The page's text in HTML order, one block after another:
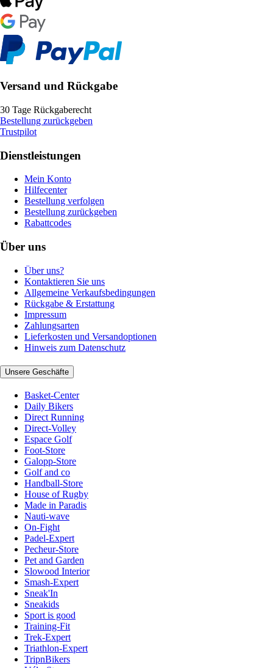
Versand und Rückgabe
30 Tage Rückgaberecht
Bestellung zurückgeben
Trustpilot
Dienstleistungen
Mein Konto
Hilfecenter
Bestellung verfolgen
Bestellung zurückgeben
Rabattcodes
Über uns
Über uns?
Kontaktieren Sie uns
Allgemeine Verkaufsbedingungen
Rückgabe & Erstattung
Impressum
Zahlungsarten
Lieferkosten und Versandoptionen
Hinweis zum Datenschutz
Unsere Geschäfte
Basket-Center
Daily Bikers
Direct Running
Direct-Volley
Espace Golf
Foot-Store
Galopp-Store
Golf and co
Handball-Store
House of Rugby
Made in Paradis
Nauti-wave
On-Fight
Padel-Expert
Pecheur-Store
Pet and Garden
Slowood Interior
Smash-Expert
Sneak'In
Sneakids
Sport is good
Training-Fit
Trek-Expert
Triathlon-Expert
TripnBikers